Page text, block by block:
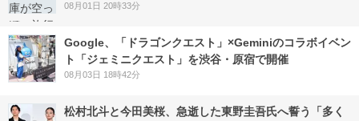
08月01日 20時33分
Google、「ドラゴンクエスト」×Geminiのコラボイベン
ト「ジェミニクエスト」を渋谷・原宿で開催
08月03日 18時42分
松村北斗と今田美桜、急逝した東野圭吾氏へ誓う「多く